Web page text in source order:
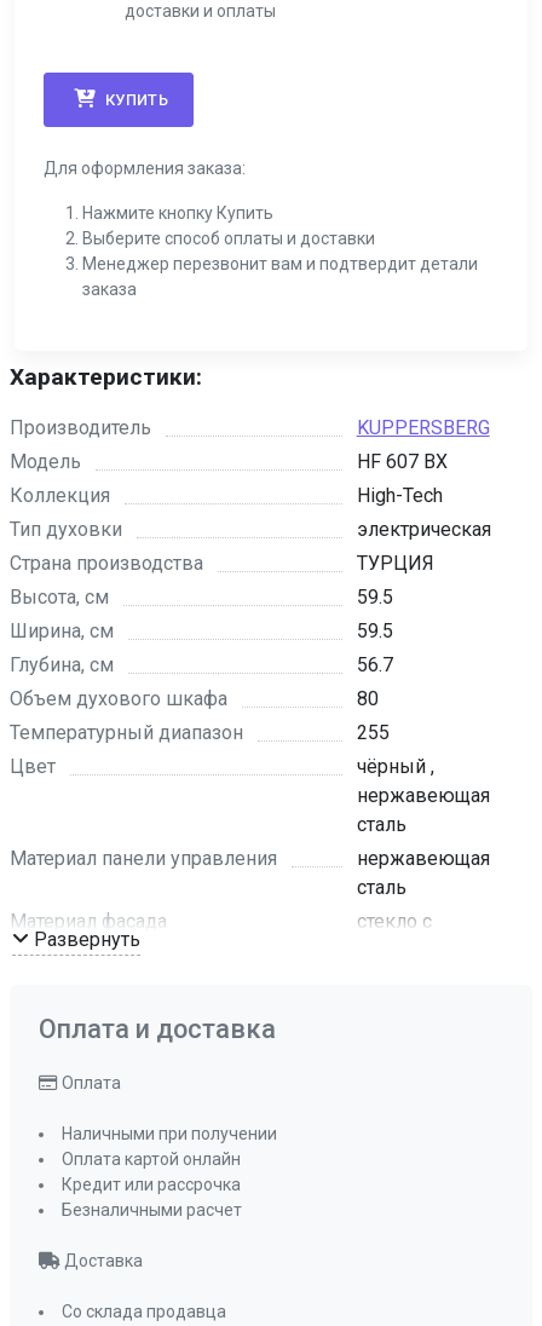
доставки и оплаты
КУПИТЬ
Для оформления заказа:
Нажмите кнопку Купить
Выберите способ оплаты и доставки
Менеджер перезвонит вам и подтвердит детали
заказа
Характеристики:
Производитель
KUPPERSBERG
Модель
HF 607 BX
Коллекция
High-Tech
Тип духовки
электрическая
Страна производства
ТУРЦИЯ
Высота, см
59.5
Ширина, см
59.5
Глубина, см
56.7
Объем духового шкафа
80
Температурный диапазон
255
Цвет
чёрный ,
нержавеющая
сталь
Материал панели управления
нержавеющая
сталь
Материал фасада
стекло с
Цвет фурнитуры
Нижний нагрев
Макси-Гриль
Макси-Гриль с конвекцией
Разморозка
Традиционный нагрев с конвекцией
Эмаль легкой очистки
Развернуть
Оплата и доставка
Оплата
Наличными при получении
Оплата картой онлайн
Кредит или рассрочка
Безналичными расчет
Доставка
Со склада продавца